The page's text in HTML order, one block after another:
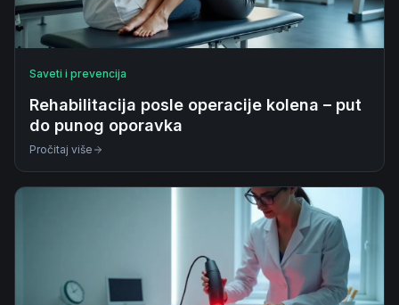
Saveti i prevencija
Rehabilitacija posle operacije kolena – put
do punog oporavka
Pročitaj više